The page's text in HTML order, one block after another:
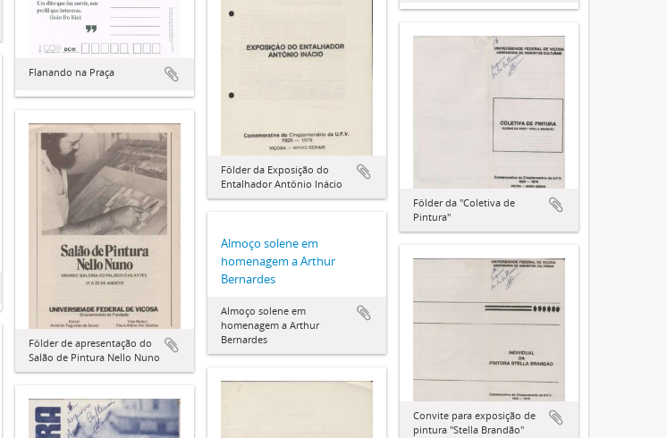
Fôlder da Exposição do
Entalhador Antônio Inácio
Flanando na Praça
Fôlder da "Coletiva de
Pintura"
Fôlder de apresentação do
Salão de Pintura Nello Nuno
Almoço solene em
homenagem a Arthur
Bernardes
Almoço solene em
homenagem a Arthur
Bernardes
Convite para exposição de
pintura "Stella Brandão"